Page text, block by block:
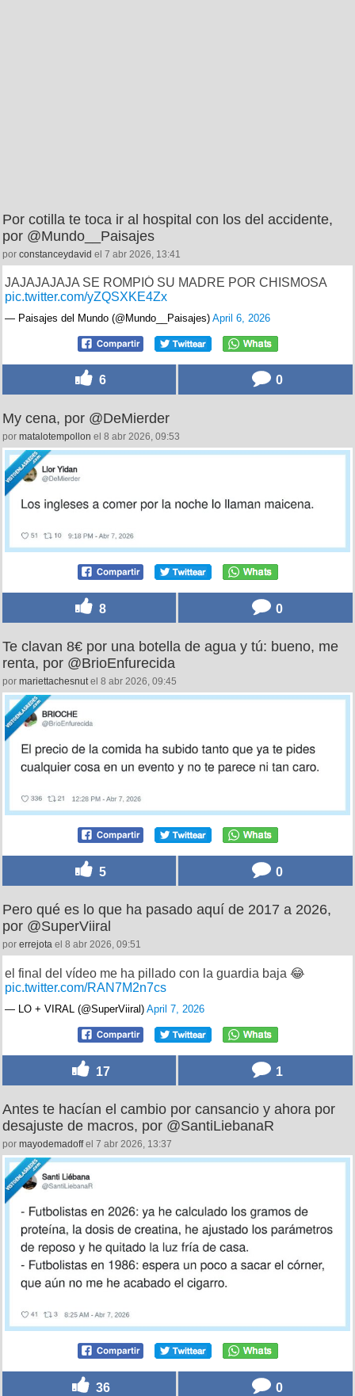
Por cotilla te toca ir al hospital con los del accidente,
por @Mundo__Paisajes
por constanceydavid el 7 abr 2026, 13:41
JAJAJAJAJA SE ROMPIÓ SU MADRE POR CHISMOSA
pic.twitter.com/yZQSXKE4Zx
— Paisajes del Mundo (@Mundo__Paisajes) April 6, 2026
6 0
My cena, por @DeMierder
por matalotempollon el 8 abr 2026, 09:53
8 0
Te clavan 8€ por una botella de agua y tú: bueno, me
renta, por @BrioEnfurecida
por mariettachesnutel 8 abr 2026, 09:45
5 0
Pero qué es lo que ha pasado aquí de 2017 a 2026,
por @SuperViiral
por errejota el 8 abr 2026, 09:51
el final del vídeo me ha pillado con la guardia baja 😂
pic.twitter.com/RAN7M2n7cs
— LO + VIRAL (@SuperViiral) April 7, 2026
17 1
Antes te hacían el cambio por cansancio y ahora por
desajuste de macros, por @SantiLiebanaR
por mayodemadoffel 7 abr 2026, 13:37
36 0